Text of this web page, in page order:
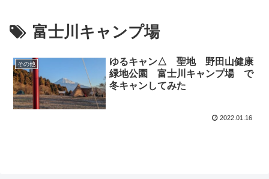
富士川キャンプ場
その他
ゆるキャン△ 聖地 野田山健康
緑地公園 富士川キャンプ場 で
冬キャンしてみた
2022.01.16